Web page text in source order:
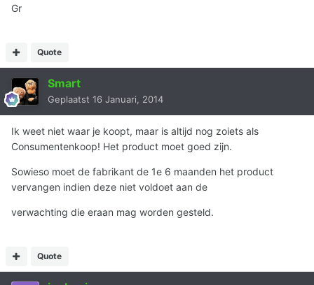
Gr
Quote
Smart
Geplaatst 16 Januari, 2014
Ik weet niet waar je koopt, maar is altijd nog zoiets als
Consumentenkoop! Het product moet goed zijn.
Sowieso moet de fabrikant de 1e 6 maanden het product
vervangen indien deze niet voldoet aan de
verwachting die eraan mag worden gesteld.
Quote